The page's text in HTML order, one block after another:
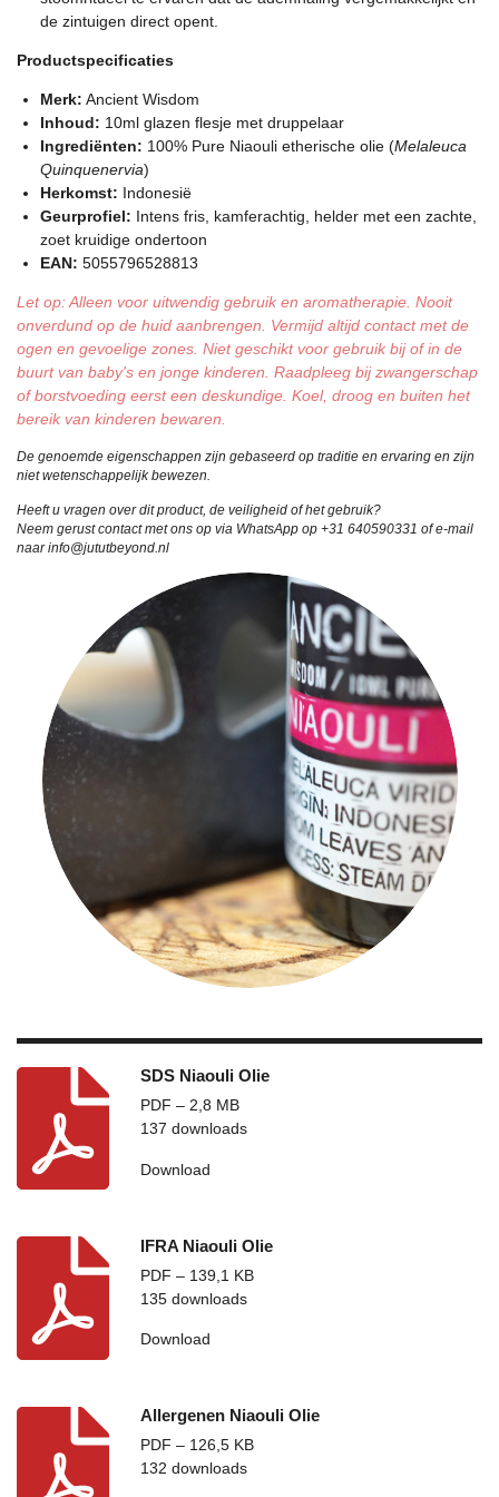
de zintuigen direct opent.
Productspecificaties
Merk: Ancient Wisdom
Inhoud: 10ml glazen flesje met druppelaar
Ingrediënten: 100% Pure Niaouli etherische olie (Melaleuca
Quinquenervia)
Herkomst: Indonesië
Geurprofiel: Intens fris, kamferachtig, helder met een zachte,
zoet kruidige ondertoon
EAN: 5055796528813
Let op: Alleen voor uitwendig gebruik en aromatherapie. Nooit
onverdund op de huid aanbrengen. Vermijd altijd contact met de
ogen en gevoelige zones. Niet geschikt voor gebruik bij of in de
buurt van baby's en jonge kinderen. Raadpleeg bij zwangerschap
of borstvoeding eerst een deskundige. Koel, droog en buiten het
bereik van kinderen bewaren.
De genoemde eigenschappen zijn gebaseerd op traditie en ervaring en zijn
niet wetenschappelijk bewezen.
Heeft u vragen over dit product, de veiligheid of het gebruik?
Neem gerust contact met ons op via WhatsApp op +31 640590331 of e-mail
naar info@jututbeyond.nl
SDS Niaouli Olie
PDF – 2,8 MB
137 downloads
Download
IFRA Niaouli Olie
PDF – 139,1 KB
135 downloads
Download
Allergenen Niaouli Olie
PDF – 126,5 KB
132 downloads